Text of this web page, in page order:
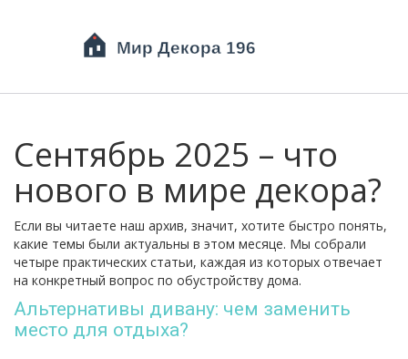
Сентябрь 2025 – что
нового в мире декора?
Если вы читаете наш архив, значит, хотите быстро понять,
какие темы были актуальны в этом месяце. Мы собрали
четыре практических статьи, каждая из которых отвечает
на конкретный вопрос по обустройству дома.
Альтернативы дивану: чем заменить
место для отдыха?